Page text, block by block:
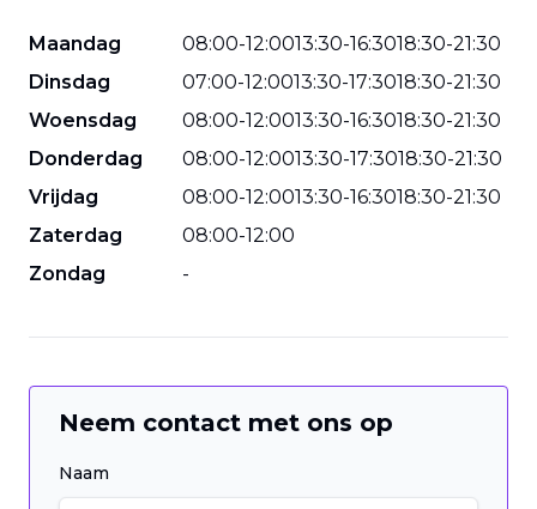
Maandag 08:00-12:0013:30-16:3018:30-21:30
Dinsdag
07:00-12:0013:30-17:3018:30-21:30
Woensdag
08:00-12:0013:30-16:3018:30-21:30
Donderdag
08:00-12:0013:30-17:3018:30-21:30
Vrijdag
08:00-12:0013:30-16:3018:30-21:30
Zaterdag
08:00-12:00
Zondag
-
Neem contact met ons op
Naam